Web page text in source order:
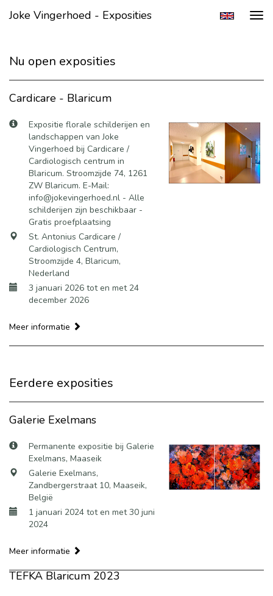
Joke Vingerhoed - Exposities
Nu open exposities
Cardicare - Blaricum
Expositie florale schilderijen en
landschappen van Joke
Vingerhoed bij Cardicare /
Cardiologisch centrum in
Blaricum. Stroomzijde 74, 1261
ZW Blaricum. E-Mail:
info@jokevingerhoed.nl - Alle
schilderijen zijn beschikbaar -
Gratis proefplaatsing
St. Antonius Cardicare /
Cardiologisch Centrum,
Stroomzijde 4, Blaricum,
Nederland
3 januari 2026 tot en met 24
december 2026
Meer informatie
Eerdere exposities
Galerie Exelmans
Permanente expositie bij Galerie
Exelmans, Maaseik
Galerie Exelmans,
Zandbergerstraat 10, Maaseik,
België
1 januari 2024 tot en met 30 juni
2024
Meer informatie
TEFKA Blaricum 2023